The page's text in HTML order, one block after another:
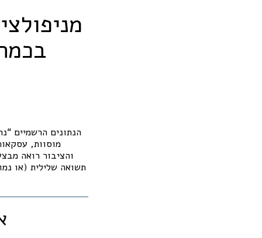
הנתונים הרשמיים
מוסוות,
והציבור רואה
. תשואה שלילית (או